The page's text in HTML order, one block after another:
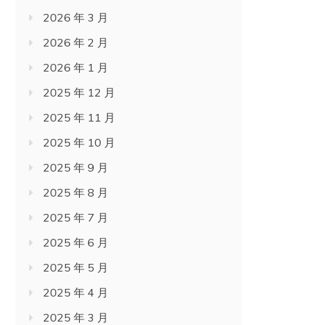
2026 年 3 月
2026 年 2 月
2026 年 1 月
2025 年 12 月
2025 年 11 月
2025 年 10 月
2025 年 9 月
2025 年 8 月
2025 年 7 月
2025 年 6 月
2025 年 5 月
2025 年 4 月
2025 年 3 月